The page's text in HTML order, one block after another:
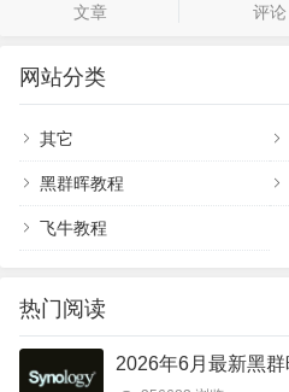
文章 评论
网站分类
其它
黑群晖教程
飞牛教程
热门阅读